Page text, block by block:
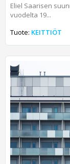
Eliel Saarisen
vuodelta 19...
Tuote: KEITTIÖT